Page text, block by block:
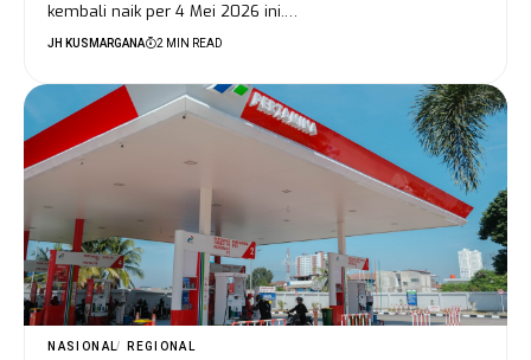
kembali naik per 4 Mei 2026 ini.…
JH KUSMARGANA 2 MIN READ
NASIONAL REGIONAL